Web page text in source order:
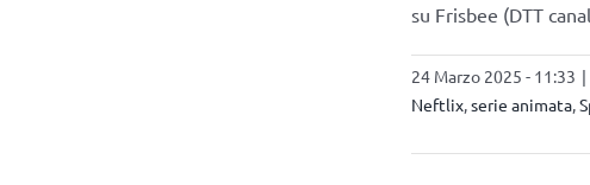
su Frisbee (DTT
24 Marzo 2025 - 11:33 |
Neftlix,serie animata,